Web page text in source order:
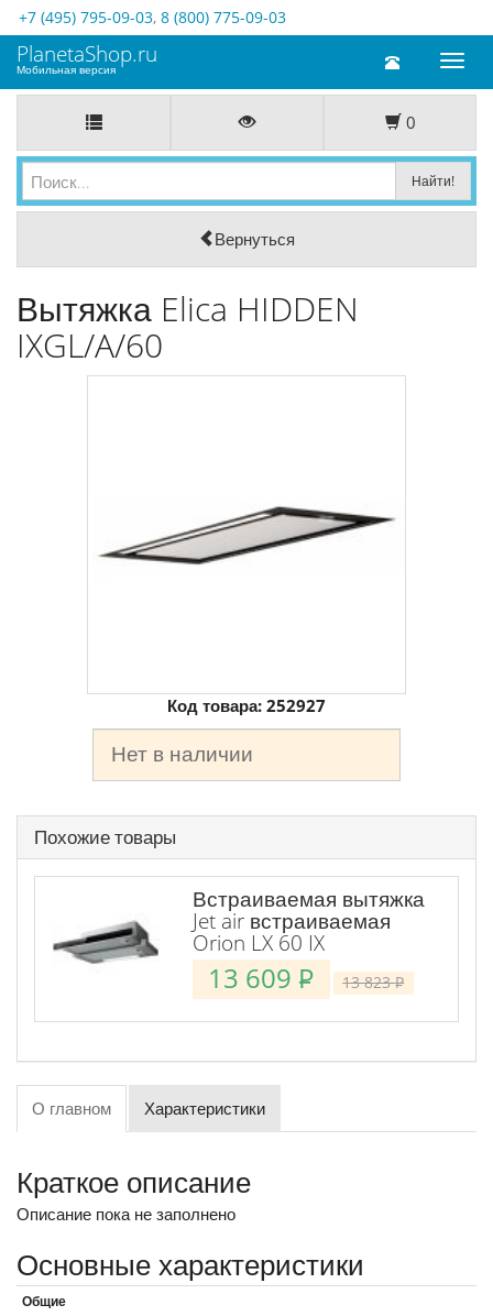
+7 (495) 795-09-03, 8 (800) 775-09-03
Toggle
PlanetaShop.ru
Мобильная версия
0
Вернуться
Вытяжка Elica HIDDEN
IXGL/A/60
Код товара: 252927
Нет в наличии
Похожие товары
Встраиваемая вытяжка
Jet air встраиваемая
Orion LX 60 IX
13 609 P 13 823P
О главном Характеристики
Краткое описание
Описание пока не заполнено
Основные характеристики
Общие